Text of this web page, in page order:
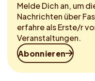
Melde Dich an, um
Nachrichten über
erfahre als Erste/r
Veranstaltungen.
Abonnieren